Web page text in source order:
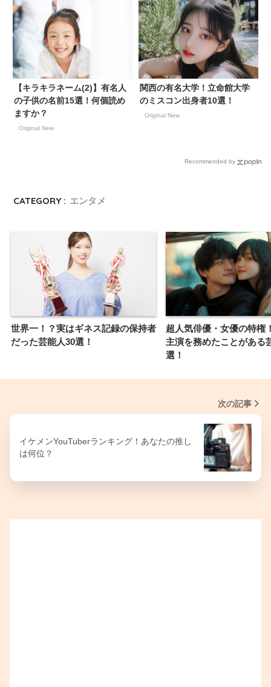
【キラキラネーム(2)】有名人
の子供の名前15選！何個読め
ますか？
Original New
関西の有名大学！立命館大学
のミスコン出身者10選！
Original New
Recommended by
CATEGORY : エンタメ
世界一！？実はギネス記録の保持者
だった芸能人30選！
超人気俳優・女優の特権
主演を務めたことがある
選！
次の記事
イケメンYouTuberランキング！あなたの推し
は何位？